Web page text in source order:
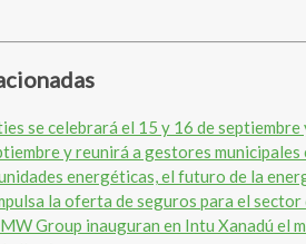
y reunirá a gestores